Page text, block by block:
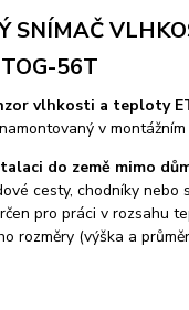
SNÍMAČ
56T
vlhkosti a teploty
v
do země mimo
cesty, chodníky nebo
pro práci v rozsahu
rozměry (výška a